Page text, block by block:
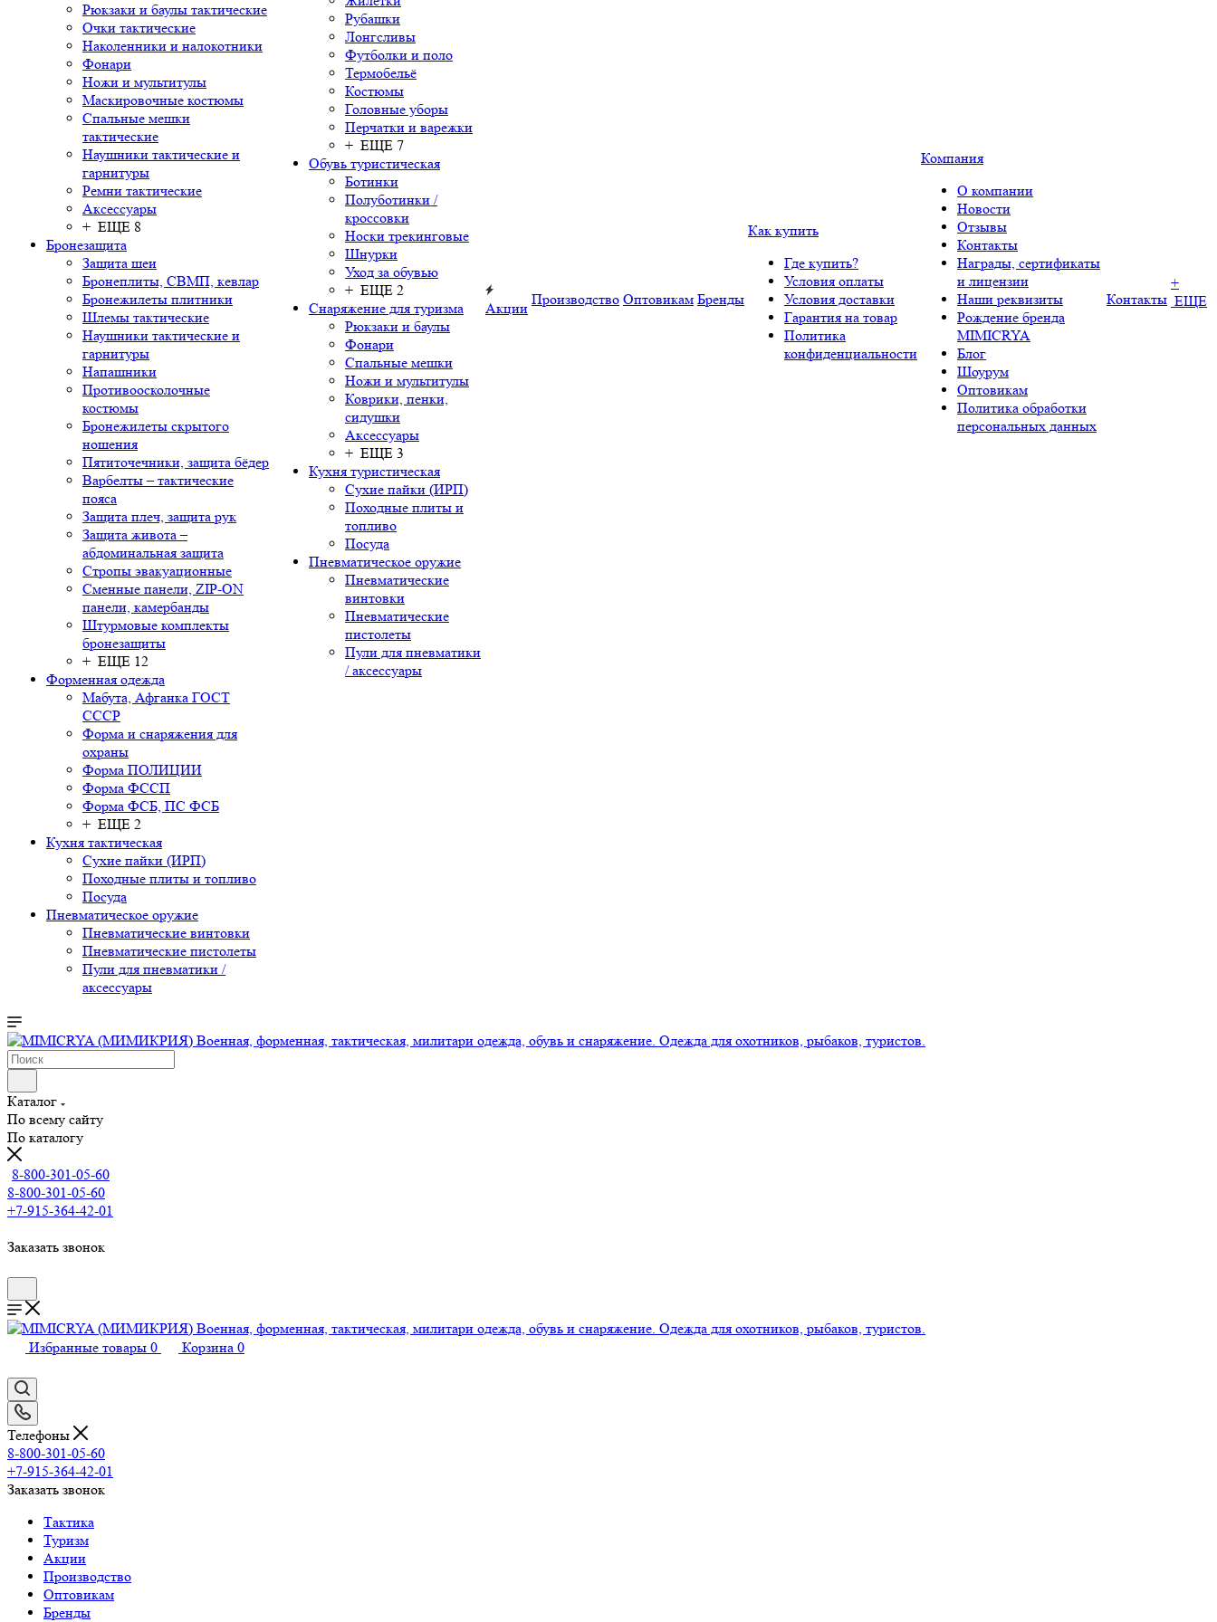
Рюкзаки и баулы тактические
Очки тактические
Наколенники и налокотники
Фонари
Ножи и мультитулы
Маскировочные костюмы
Спальные мешки
тактические
Наушники тактические и
гарнитуры
Ремни тактические
Аксессуары
+ ЕЩЕ 8
Бронезащита
Защита шеи
Бронеплиты, СВМП, кевлар
Бронежилеты плитники
Шлемы тактические
Наушники тактические и
гарнитуры
Напашники
Противоосколочные
костюмы
Бронежилеты скрытого
ношения
Пятиточечники, защита бёдер
Варбелты – тактические
пояса
Защита плеч, защита рук
Защита живота –
абдоминальная защита
Стропы эвакуационные
Сменные панели, ZIP-ON
панели, камербанды
Штурмовые комплекты
бронезащиты
+ ЕЩЕ 12
Форменная одежда
Мабута, Афганка ГОСТ
СССР
Форма и снаряжения для
охраны
Форма ПОЛИЦИИ
Форма ФССП
Форма ФСБ, ПС ФСБ
+ ЕЩЕ 2
Кухня тактическая
Сухие пайки (ИРП)
Походные плиты и топливо
Посуда
Пневматическое оружие
Пневматические винтовки
Пневматические пистолеты
Пули для пневматики /
аксессуары
Рубашки
Лонгсливы
Футболки и поло
Термобельё
Костюмы
Головные уборы
Перчатки и варежки
+ ЕЩЕ 7
Обувь туристическая
Ботинки
Полуботинки /
кроссовки
Носки трекинговые
Шнурки
Уход за обувью
+ ЕЩЕ 2
Снаряжение для туризма
Рюкзаки и баулы
Фонари
Спальные мешки
Ножи и мультитулы
Коврики, пенки,
сидушки
Аксессуары
+ ЕЩЕ 3
Кухня туристическая
Сухие пайки (ИРП)
Походные плиты и
топливо
Посуда
Пневматическое оружие
Пневматические
винтовки
Пневматические
пистолеты
Пули для пневматики
/ аксессуары
Акции
Производство Оптовикам Бренды
Как купить
Где купить?
Условия оплаты
Условия доставки
Гарантия на товар
Политика
конфиденциальности
Компания
О компании
Новости
Отзывы
Контакты
Награды, сертификаты
и лицензии
Наши реквизиты
Рождение бренда
MIMICRYA
Блог
Шоурум
Оптовикам
Политика обработки
персональных данных
Контакты
+
ЕЩЕ
Каталог
По всему сайту
По каталогу
8-800-301-05-60
8-800-301-05-60
+7-915-364-42-01
Заказать звонок
Избранные товары 0 Корзина 0
Телефоны
8-800-301-05-60
+7-915-364-42-01
Заказать звонок
Тактика
Туризм
Акции
Производство
Оптовикам
Бренды